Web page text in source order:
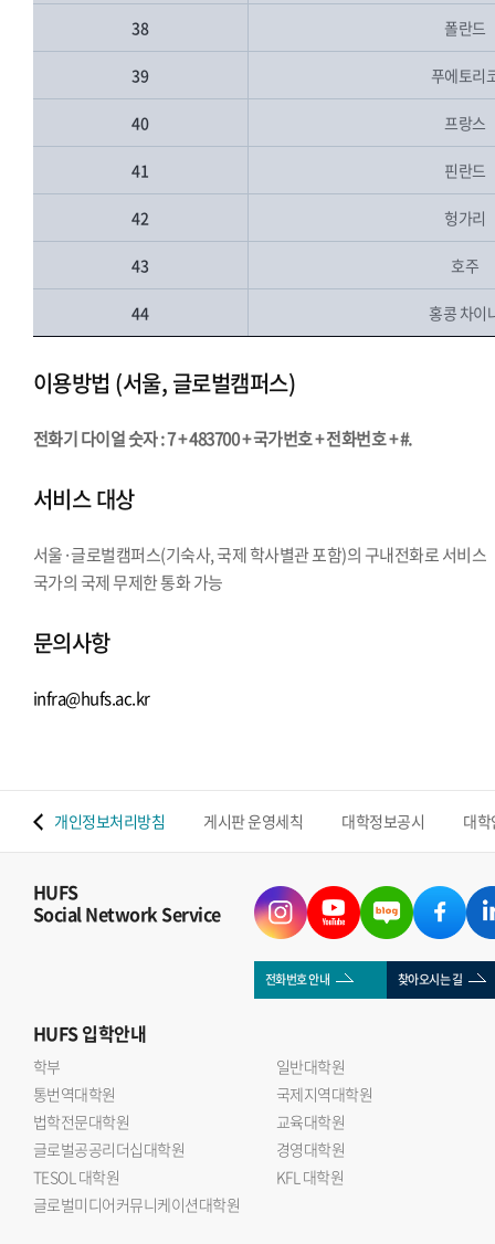
38 폴란드
39 푸에토리
40 프랑스
41 핀란드
42 헝가리
43 호주
44 홍콩 차이
이용방법 (서울, 글로벌캠퍼스)
전화기 다이얼 숫자 : 7 + 483700 + 국가번호 + 전화번호 + #.
서비스 대상
서울·글로벌캠퍼스(기숙사, 국제 학사별관 포함)의 구내전화로 서비스
국가의 국제 무제한 통화 가능
문의사항
infra@hufs.ac.kr
개인정보처리방침 게시판 운영세칙 대학정보공시 대
HUFS
Social Network Service
전화번호 안내 찾아오시는 길
HUFS입학안내
학부
일반대학원
통번역대학원
국제지역대학원
법학전문대학원
교육대학원
글로벌공공리더십대학원
경영대학원
TESOL 대학원
KFL 대학원
글로벌미디어커뮤니케이션대학원